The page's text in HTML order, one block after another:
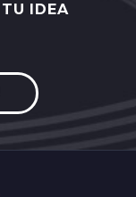
TU
IDEA